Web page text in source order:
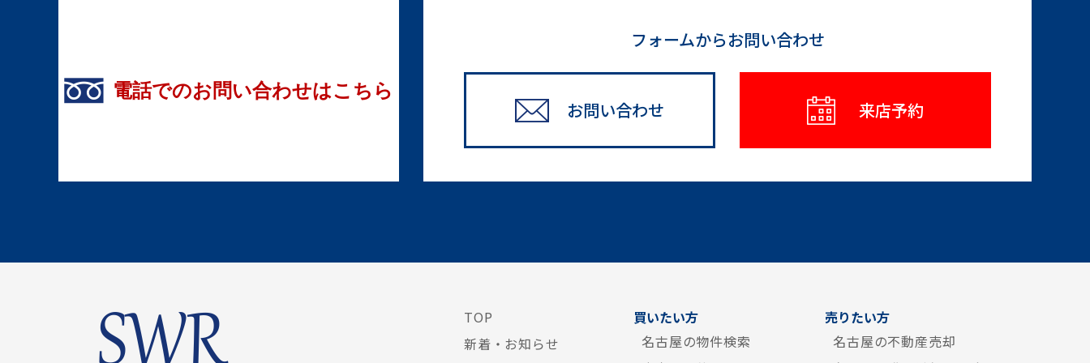
電話でのお問い合わせはこちら
フォームからお問い合わせ
お問い合わせ 来店予約
TOP
新着・お知らせ
買いたい方
名古屋の物件検索
売りたい方
名古屋の不動産売却